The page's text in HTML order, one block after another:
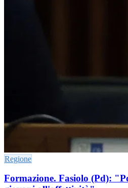
Regione
Formazione. Fasiolo (Pd):